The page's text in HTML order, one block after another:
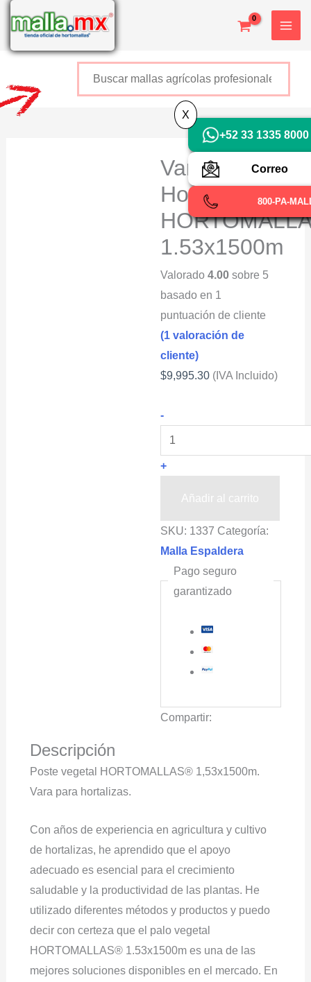
contenido
Vara Para
Hortalizas
1.53x1500m
Valorado4.00 sobre 5
basado en 1
puntuación de cliente
(1 valoración de
cliente)
$9,995.30 (IVA Incluido)
-Vara
Para
Hortalizas
HORTOMALLAS®
1.53x1500m
+
Añadir al carrito
SKU: 1337 Categoría:
Malla Espaldera
Pago seguro
garantizado
Compartir:
Descripción
Poste vegetal HORTOMALLAS® 1,53x1500m.
Vara para hortalizas.
Con años de experiencia en agricultura y cultivo
de hortalizas, he aprendido que el apoyo
adecuado es esencial para el crecimiento
saludable y la productividad de las plantas. He
utilizado diferentes métodos y productos y puedo
decir con certeza que el palo vegetal
HORTOMALLAS® 1.53x1500m es una de las
mejores soluciones disponibles en el mercado. En
+52 800 726 2552
+52 33 1335 8000
Correo
800-PA-
X